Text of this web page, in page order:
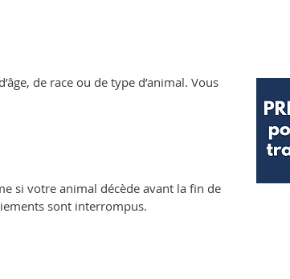
de race ou de type d’animal. Vous
si votre animal décède avant la fin de
sont interrompus.